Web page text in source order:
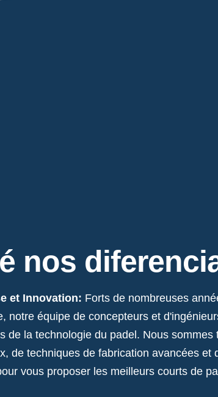
nos
et Innovation: Forts de nombreuses
notre équipe de concepteurs et
de la technologie du padel. Nous
de techniques de fabrication avancées et
vous proposer les meilleurs courts de